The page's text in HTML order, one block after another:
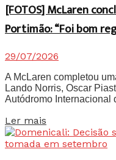
[FOTOS] McLaren
Portimão: “Foi bom
29/07/2026
A McLaren completou
Lando Norris, Oscar
Autódromo Internacional
Ler mais